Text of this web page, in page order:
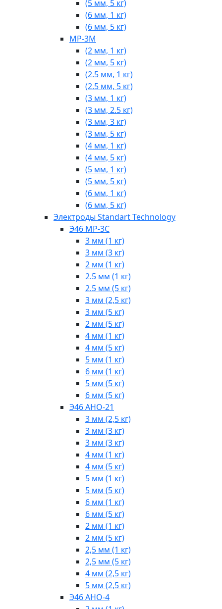
(5 мм, 5 кг)
(6 мм, 1 кг)
(6 мм, 5 кг)
МР-3М
(2 мм, 1 кг)
(2 мм, 5 кг)
(2.5 мм, 1 кг)
(2.5 мм, 5 кг)
(3 мм, 1 кг)
(3 мм, 2.5 кг)
(3 мм, 3 кг)
(3 мм, 5 кг)
(4 мм, 1 кг)
(4 мм, 5 кг)
(5 мм, 1 кг)
(5 мм, 5 кг)
(6 мм, 1 кг)
(6 мм, 5 кг)
Электроды Standart Technology
Э46 МР-3С
3 мм (1 кг)
3 мм (3 кг)
2 мм (1 кг)
2.5 мм (1 кг)
2.5 мм (5 кг)
3 мм (2,5 кг)
3 мм (5 кг)
2 мм (5 кг)
4 мм (1 кг)
4 мм (5 кг)
5 мм (1 кг)
6 мм (1 кг)
5 мм (5 кг)
6 мм (5 кг)
Э46 АНО-21
3 мм (2,5 кг)
3 мм (3 кг)
3 мм (3 кг)
4 мм (1 кг)
4 мм (5 кг)
5 мм (1 кг)
5 мм (5 кг)
6 мм (1 кг)
6 мм (5 кг)
2 мм (1 кг)
2 мм (5 кг)
2,5 мм (1 кг)
2,5 мм (5 кг)
4 мм (2,5 кг)
5 мм (2,5 кг)
Э46 АНО-4